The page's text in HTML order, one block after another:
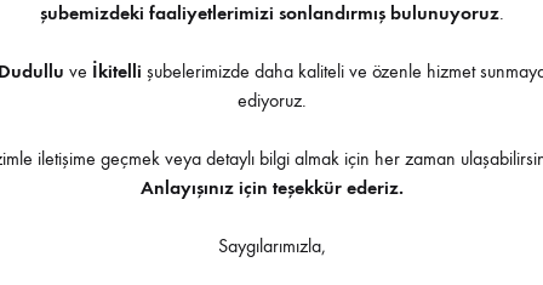
Füme – Bordo – Kahve – Bronz
İndirilebilir İçerik
şubemizdeki faaliyetlerimizi sonlandırmış bulunuyoruz.
ve İkitelli şubelerimizde daha kaliteli ve özenle hizmet
ediyoruz.
iletişime geçmek veya detaylı bilgi almak için her zaman
Anlayışınız için teşekkür ederiz.
Saygılarımızla,